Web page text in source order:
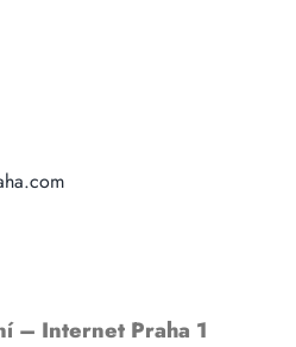
– Internet Praha 1